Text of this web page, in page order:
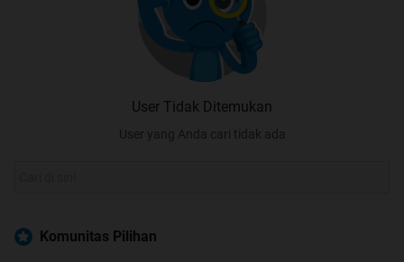
User Tidak Ditemukan
User yang Anda cari tidak ada
Komunitas Pilihan